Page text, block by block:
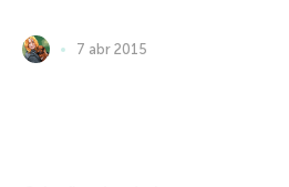
7 abr 2015